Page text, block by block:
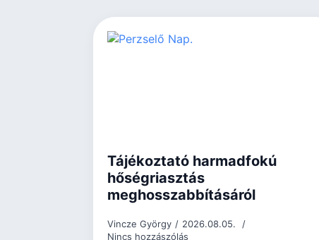
Tájékoztató harmadfokú
hőségriasztás
meghosszabbításáról
Vincze György
2026.08.05.
Nincs hozzászólás